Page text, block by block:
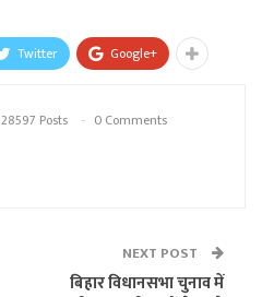
Twitter Google+
28597 Posts 0 Comments
NEXT POST
बिहार विधानसभा चुनाव में